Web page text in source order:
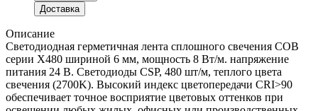
Доставка
Описание
Светодиодная герметичная лента сплошного свечения COB
серии X480 шириной 6 мм, мощность 8 Вт/м. напряжение
питания 24 В. Светодиоды CSP, 480 шт/м, теплого цвета
свечения (2700K). Высокий индекс цветопередачи CRI>90
обеспечивает точное восприятие цветовых оттенков при